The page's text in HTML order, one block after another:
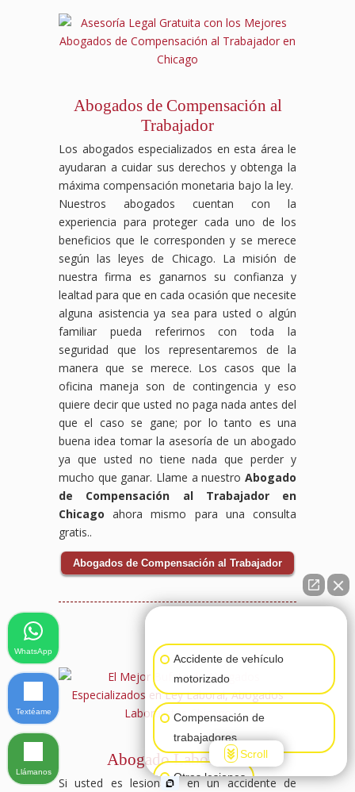
Abogados de Compensación al
Trabajador
Los abogados especializados en esta área le
ayudaran a cuidar sus derechos y obtenga la
máxima compensación monetaria bajo la ley.
Nuestros abogados cuentan con la
experiencia para proteger cada uno de los
beneficios que le corresponden y se merece
según las leyes de Chicago. La misión de
nuestra firma es ganarnos su confianza y
lealtad para que en cada ocasión que necesite
alguna asistencia ya sea para usted o algún
familiar pueda referirnos con toda la
seguridad que los representaremos de la
manera que se merece. Los casos que la
oficina maneja son de contingencia y eso
quiere decir que usted no paga nada antes del
que el caso se gane; por lo tanto es una
buena idea tomar la asesoría de un abogado
ya que usted no tiene nada que perder y
mucho que ganar. Llame a nuestro Abogado
de Compensación al Trabajador en
Chicagoahora mismo para una consulta
gratis..
Abogados de Compensación al Trabajador
Abogado Laboralista
Si usted es lesionado en un accidente de
Accidente de vehículo
motorizado
Compensación de
trabajadores
Otras lesiones
Scroll
WhatsApp
Textéame
Llámanos